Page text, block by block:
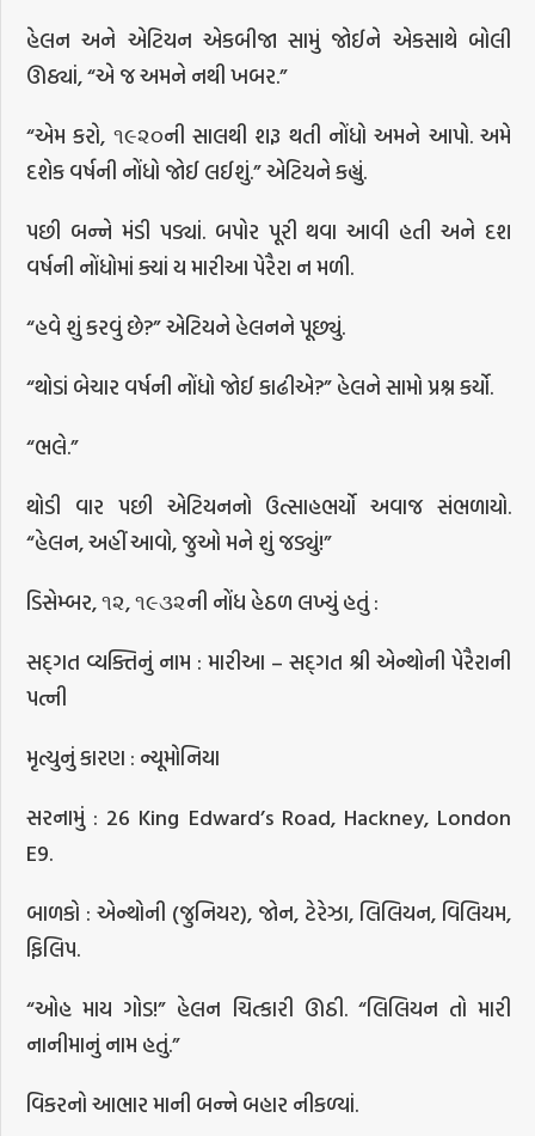
હેલન અને એટિયન એકબીજા સામું જોઈને એકસાથે બોલી
ઊઠ્યાં, “એ જ અમને નથી ખબર.”
“એમ કરો, ૧૯૨૦ની સાલથી શરૂ થતી નોંધો અમને આપો. અમે
દશેક વર્ષની નોંધો જોઈ લઈશું.” એટિયને કહ્યું.
પછી બન્ને મંડી પડ્યાં. બપોર પૂરી થવા આવી હતી અને દશ
વર્ષની નોંધોમાં ક્યાં ય મારીઆ પેરૈરા ન મળી.
“હવે શું કરવું છે?” એટિયને હેલનને પૂછ્યું.
“થોડાં બેચાર વર્ષની નોંધો જોઈ કાઢીએ?” હેલને સામો પ્રશ્ન કર્યો.
“ભલે.”
થોડી વાર પછી એટિયનનો ઉત્સાહભર્યો અવાજ સંભળાયો.
“હેલન, અહીં આવો, જુઓ મને શું જડ્યું!”
ડિસેમ્બર, ૧૨, ૧૯૩૨ની નોંધ હેઠળ લખ્યું હતું :
સદ્ગત વ્યક્તિનું નામ : મારીઆ – સદ્ગત શ્રી એન્થોની પેરૈરાની
પત્ની
મૃત્યુનું કારણ : ન્યૂમોનિયા
સરનામું : 26 King Edward’s Road, Hackney, London
E9.
બાળકો : એન્થોની (જુનિયર), જોન, ટેરેઝા, લિલિયન, વિલિયમ,
ફિલિપ.
“ઓહ માય ગોડ!” હેલન ચિત્કારી ઊઠી. “લિલિયન તો મારી
નાનીમાનું નામ હતું.”
વિકરનો આભાર માની બન્ને બહાર નીકળ્યાં.